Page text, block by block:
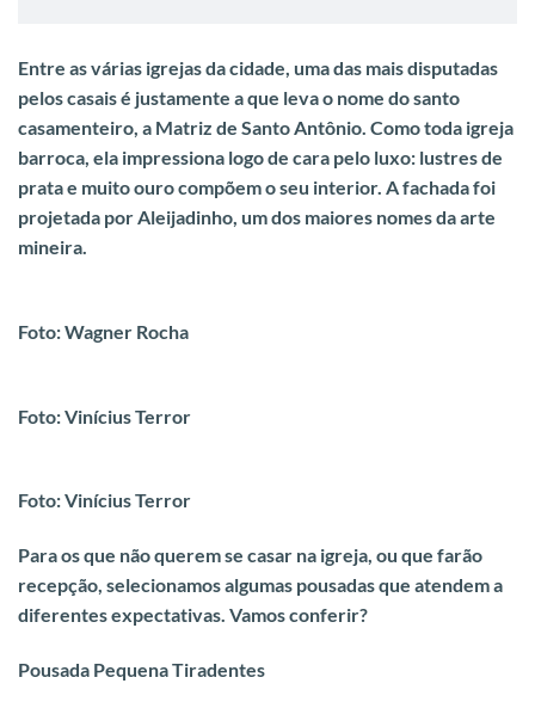
Entre as várias igrejas da cidade, uma das mais disputadas
pelos casais é justamente a que leva o nome do santo
casamenteiro, a Matriz de Santo Antônio. Como toda igreja
barroca, ela impressiona logo de cara pelo luxo: lustres de
prata e muito ouro compõem o seu interior. A fachada foi
projetada por Aleijadinho, um dos maiores nomes da arte
mineira.
Foto: Wagner Rocha
Foto: Vinícius Terror
Foto: Vinícius Terror
Para os que não querem se casar na igreja, ou que farão
recepção, selecionamos algumas pousadas que atendem a
diferentes expectativas. Vamos conferir?
Pousada Pequena Tiradentes